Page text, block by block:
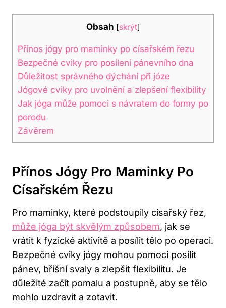
Obsah [skrýt]
Přínos jógy pro maminky po císařském řezu
Bezpečné cviky pro posílení pánevního dna
Důležitost správného dýchání při józe
Jógové cviky pro uvolnění a zlepšení flexibility
Jak jóga může pomoci s návratem do formy po
porodu
Závěrem
Přínos Jógy Pro Maminky Po
Císařském Řezu
Pro maminky, které podstoupily císařský řez,
může jóga být skvělým způsobem, jak se
vrátit k fyzické aktivitě a posílit tělo po operaci.
Bezpečné cviky jógy mohou pomoci posílit
pánev, břišní svaly a zlepšit flexibilitu. Je
důležité začít pomalu a postupně, aby se tělo
mohlo uzdravit a zotavit.